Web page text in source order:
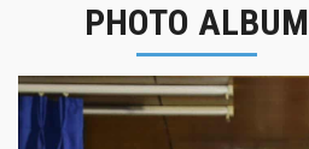
PHOTO ALBUM